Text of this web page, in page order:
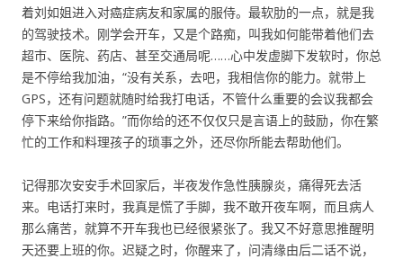
着刘如姐进入对癌症病友和家属的服侍。最软肋的一点，就是我
的驾驶技术。刚学会开车，又是个路痴，叫我如何能带着他们去
超市、医院、药店、甚至交通局呢……心中发虚脚下发软时，你总
是不停给我加油，“没有关系，去吧，我相信你的能力。就带上
GPS，还有问题就随时给我打电话，不管什么重要的会议我都会
停下来给你指路。”而你给的还不仅仅只是言语上的鼓励，你在繁
忙的工作和料理孩子的琐事之外，还尽你所能去帮助他们。
记得那次安安手术回家后，半夜发作急性胰腺炎，痛得死去活
来。电话打来时，我真是慌了手脚，我不敢开夜车啊，而且病人
那么痛苦，就算不开车我也已经很紧张了。我又不好意思推醒明
天还要上班的你。迟疑之时，你醒来了，问清缘由后二话不说，